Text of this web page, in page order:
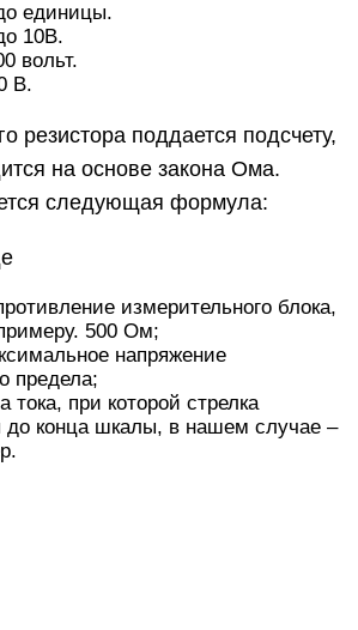
единицы.
10В.
вольт.
В.
резистора поддается подсчету,
на основе закона Ома.
следующая формула:
измерительного блока,
500 Ом;
напряжение
предела;
тока, при которой стрелка
до конца шкалы, в нашем случае –